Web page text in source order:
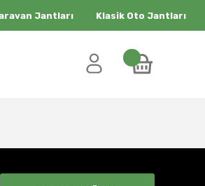
Jantları Klasik Oto Jantları